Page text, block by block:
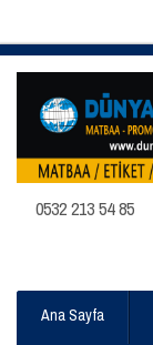
0532 213 54 85
Ana Sayfa